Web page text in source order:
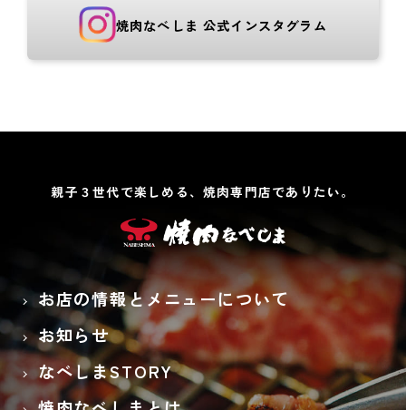
焼肉なべしま 公式インスタグラム
親子３世代で楽しめる、焼肉専門店でありたい。
お店の情報とメニューについて
お知らせ
なべしまSTORY